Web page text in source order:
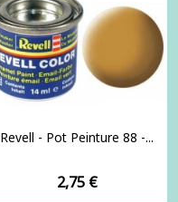
Revell - Pot Peinture 88 -...
Prix
2,75 €